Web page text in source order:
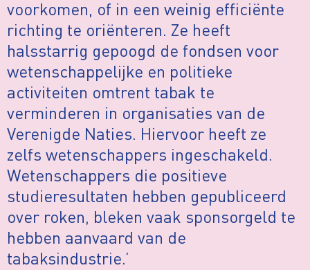
voorkomen, of in een weinig efficiënte
richting te oriënteren. Ze heeft
halsstarrig gepoogd de fondsen voor
wetenschappelijke en politieke
activiteiten omtrent tabak te
verminderen in organisaties van de
Verenigde Naties. Hiervoor heeft ze
zelfs wetenschappers ingeschakeld.
Wetenschappers die positieve
studieresultaten hebben gepubliceerd
over roken, bleken vaak sponsorgeld te
hebben aanvaard van de
tabaksindustrie.’